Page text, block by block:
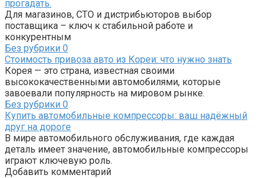
прогадать.
Для магазинов, СТО и дистрибьюторов выбор
поставщика – ключ к стабильной работе и
конкурентным
Без рубрики 0
Стоимость привоза авто из Кореи: что нужно знать
Корея — это страна, известная своими
высококачественными автомобилями, которые
завоевали популярность на мировом рынке.
Без рубрики 0
Купить автомобильные компрессоры: ваш надёжный
друг на дороге
В мире автомобильного обслуживания, где каждая
деталь имеет значение, автомобильные компрессоры
играют ключевую роль.
Добавить комментарий